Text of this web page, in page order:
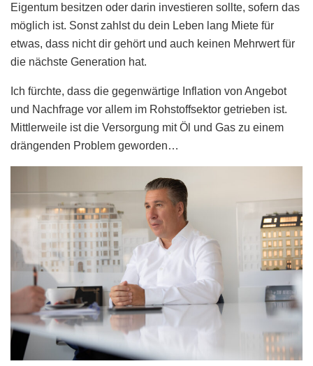
Eigentum besitzen oder darin investieren sollte, sofern das
möglich ist. Sonst zahlst du dein Leben lang Miete für
etwas, dass nicht dir gehört und auch keinen Mehrwert für
die nächste Generation hat.
Ich fürchte, dass die gegenwärtige Inflation von Angebot
und Nachfrage vor allem im Rohstoffsektor getrieben ist.
Mittlerweile ist die Versorgung mit Öl und Gas zu einem
drängenden Problem geworden…